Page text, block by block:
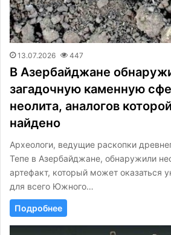
13.07.2026 447
В Азербайджане
загадочную каменную
неолита, аналогов
найдено
Археологи, ведущие раскопки
Тепе в Азербайджане, обнаружили
артефакт, который может оказаться
для всего Южного…
Подробнее